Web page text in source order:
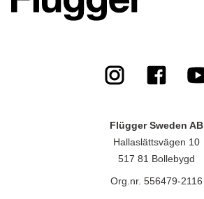
Flügger Sweden AB
Hallaslättsvägen 10
517 81 Bollebygd
Org.nr. 556479-2116